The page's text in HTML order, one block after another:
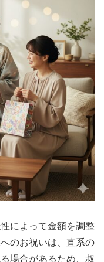
によって金額を調整
のお祝いは、直系の
場合があるため、叔